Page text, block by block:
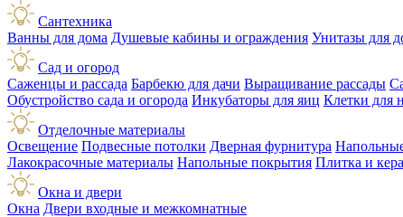
Сантехника
Ванны для дома Душевые кабины и ограждения Унитазы для
Сад и огород
Саженцы и рассада Барбекю для дачи Выращивание рассады
Обустройство сада и огорода Инкубаторы для яиц Клетки для
Отделочные материалы
Освещение Подвесные потолки Дверная фурнитура
Лакокрасочные материалы Напольные покрытия Плитка и
Окна и двери
Окна Двери входные и межкомнатные